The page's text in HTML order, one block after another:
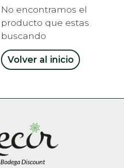
No encontramos el
producto que estas
buscando
Volver al inicio